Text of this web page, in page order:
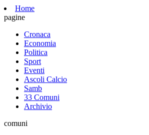
Home
pagine
Cronaca
Economia
Politica
Sport
Eventi
Ascoli Calcio
Samb
33 Comuni
Archivio
comuni